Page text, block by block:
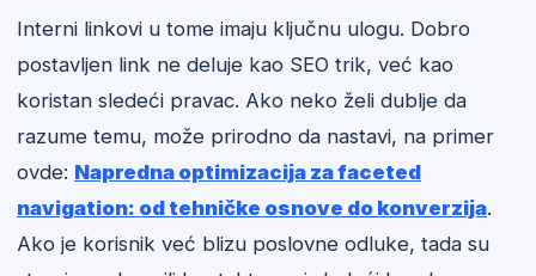
Interni linkovi u tome imaju ključnu ulogu. Dobro
postavljen link ne deluje kao SEO trik, već kao
koristan sledeći pravac. Ako neko želi dublje da
razume temu, može prirodno da nastavi, na primer
ovde: Napredna optimizacija za faceted
navigation: od tehničke osnove do konverzija.
Ako je korisnik već blizu poslovne odluke, tada su